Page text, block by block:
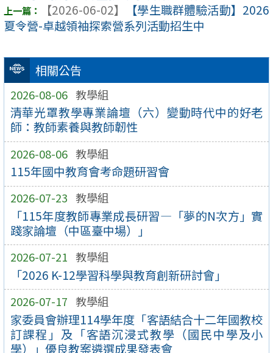
相關公告
2026-08-06 教學組
清華光罩教學專業論壇（六）變動時代中的好老
師：教師素養與教師韌性
2026-08-06 教學組
115年國中教育會考命題研習會
2026-07-23 教學組
「115年度教師專業成長研習—「夢的N次方」實
踐家論壇（中區臺中場）」
2026-07-21 教學組
「2026 K-12學習科學與教育創新研討會」
2026-07-17 教學組
家委員會辦理114學年度「客語結合十二年國教校
訂課程」及「客語沉浸式教學（國民中學及小
學）」優良教案遴選成果發表會
【2026-06-02】
【學生職群體驗活動】2026
夏令營-卓越領袖探索營系列活動招生中